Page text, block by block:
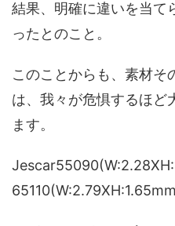
結果、明確に違いを当て
ったとのこと。
このことからも、素材そ
は、我々が危惧するほど
ます。